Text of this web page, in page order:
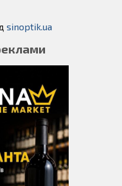
sinoptik.ua